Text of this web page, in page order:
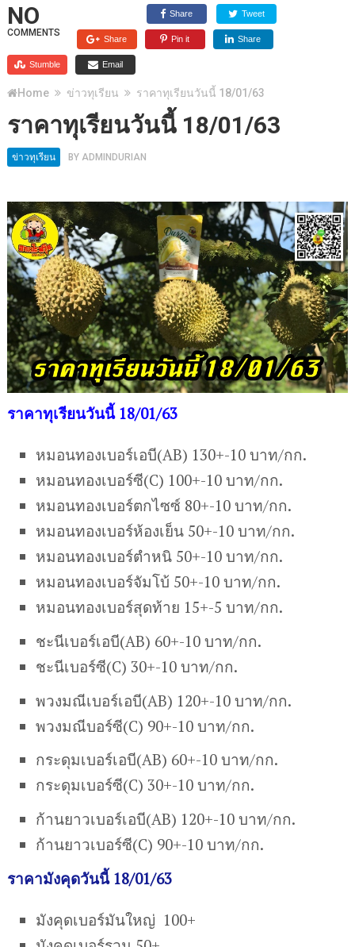
NO
COMMENTS
Share Tweet
Share Pin it Share
Stumble Email
Home ข่าวทุเรียน ราคาทุเรียนวันนี้ 18/01/63
ราคาทุเรียนวันนี้ 18/01/63
ข่าวทุเรียน BY ADMINDURIAN
ราคาทุเรียนวันนี้ 18/01/63
หมอนทองเบอร์เอบี(AB) 130+-10 บาท/กก.
หมอนทองเบอร์ซี(C) 100+-10 บาท/กก.
หมอนทองเบอร์ตกไซซ์ 80+-10 บาท/กก.
หมอนทองเบอร์ห้องเย็น 50+-10 บาท/กก.
หมอนทองเบอร์ตำหนิ 50+-10 บาท/กก.
หมอนทองเบอร์จัมโบ้ 50+-10 บาท/กก.
หมอนทองเบอร์สุดท้าย 15+-5 บาท/กก.
ชะนีเบอร์เอบี(AB) 60+-10 บาท/กก.
ชะนีเบอร์ซี(C) 30+-10 บาท/กก.
พวงมณีเบอร์เอบี(AB) 120+-10 บาท/กก.
พวงมณีบอร์ซี(C) 90+-10 บาท/กก.
กระดุมเบอร์เอบี(AB) 60+-10 บาท/กก.
กระดุมเบอร์ซี(C) 30+-10 บาท/กก.
ก้านยาวเบอร์เอบี(AB) 120+-10 บาท/กก.
ก้านยาวเบอร์ซี(C) 90+-10 บาท/กก.
ราคามังคุดวันนี้ 18/01/63
มังคุดเบอร์มันใหญ่ 100+